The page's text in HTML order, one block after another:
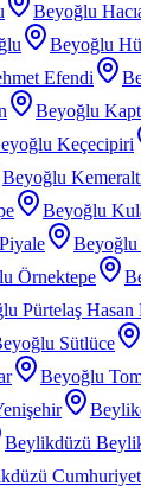
Beyoğlu
Beyoğlu
Efendi
Beyoğlu
Keçecipiri
Beyoğlu
Beyoğlu
Beyoğlu
Örnektepe
Pürtelaş Hasan
Sütlüce
Beyoğlu
Beylikdüzü
Cumhuriyet